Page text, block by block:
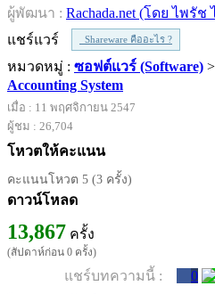
ผู้พัฒนา : Rachada.net (โดย ไพรั
แชร์แวร์
Shareware คืออะไร ?
หมวดหมู่ : ซอฟต์แวร์ (Software) >
Accounting System
เมื่อ : 11 พฤศจิกายน 2547
ผู้ชม : 26,704
โหวตให้คะแนน
คะแนนโหวต 5 (3 ครั้ง)
ดาวน์โหลด
13,867 ครั้ง
(สัปดาห์ก่อน 0 ครั้ง)
แชร์บทความนี้ :
0